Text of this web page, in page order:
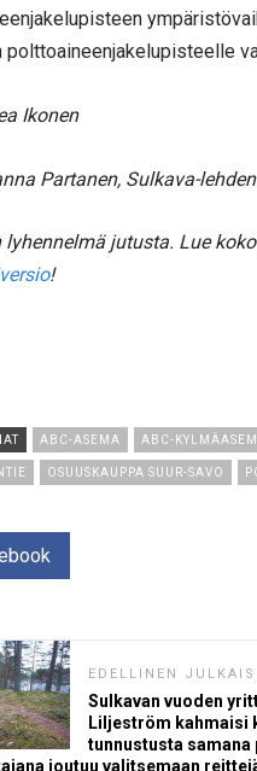
polttoaineenjakelupisteelle
Ikonen
Partanen, Sulkava-
lyhennelmä jutusta. Lue
!
ABC-ASEMA ABC-
OSUUSKAUPPA SUUR-SAVO
EDELLINEN
Sulkavan vuoden
Liljeström kahmaisi
tunnustusta samana
joutuu valitsemaan